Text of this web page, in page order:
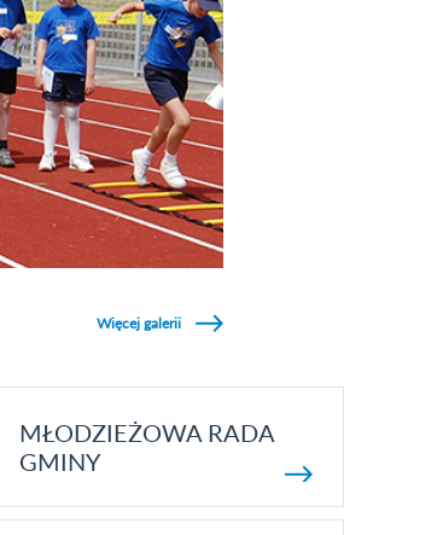
Więcej galerii
MŁODZIEŻOWA RADA
GMINY